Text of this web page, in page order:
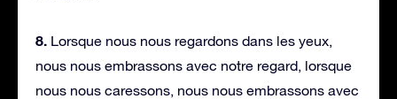
8. Lorsque nous nous regardons dans les yeux,
nous nous embrassons avec notre regard, lorsque
nous nous caressons, nous nous embrassons avec